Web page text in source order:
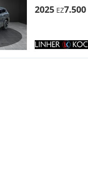
2025 EZ7.500